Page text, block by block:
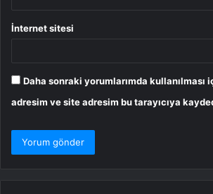
İnternet sitesi
Daha sonraki yorumlarımda kullanılması
adresim ve site adresim bu tarayıcıya